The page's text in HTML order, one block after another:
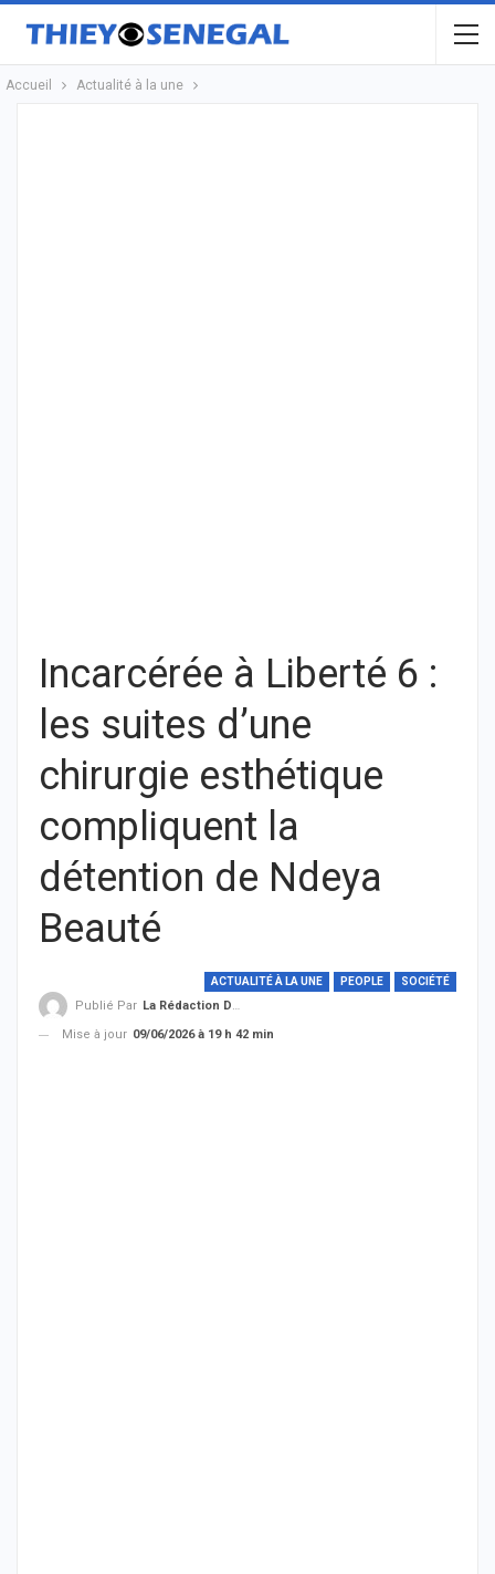
Accueil Actualité à la une
Incarcérée à Liberté 6 :
les suites d’une
chirurgie esthétique
compliquent la
détention de Ndeya
Beauté
ACTUALITÉ À LA UNE PEOPLE SOCIÉTÉ
Publié Par La Rédaction De THIEYSENEGAL.com
Mise à jour 09/06/2026 à 19 h 42 min